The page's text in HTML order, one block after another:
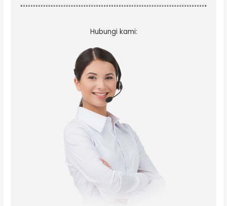
Hubungi kami: